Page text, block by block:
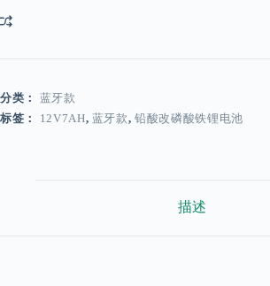
分类： 蓝牙款
标签： 12V7AH, 蓝牙款,铅酸改磷酸铁锂电池
描述